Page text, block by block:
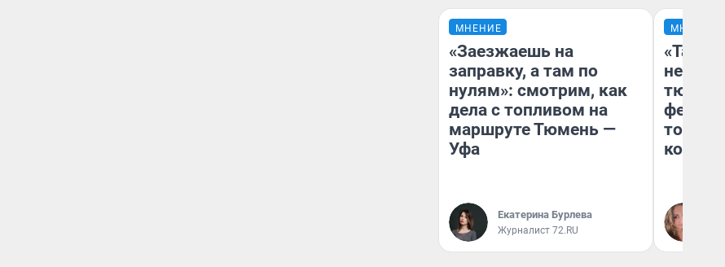
МНЕНИЕ
«Заезжаешь на
заправку, а там по
нулям»: смотрим, как
дела с топливом на
маршруте Тюмень —
Уфа
Екатерина Бурлева
Журналист 72.RU
МНЕНИЕ
не